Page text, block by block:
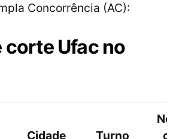
Concorrência (AC):
corte Ufac no
Cidade Turno